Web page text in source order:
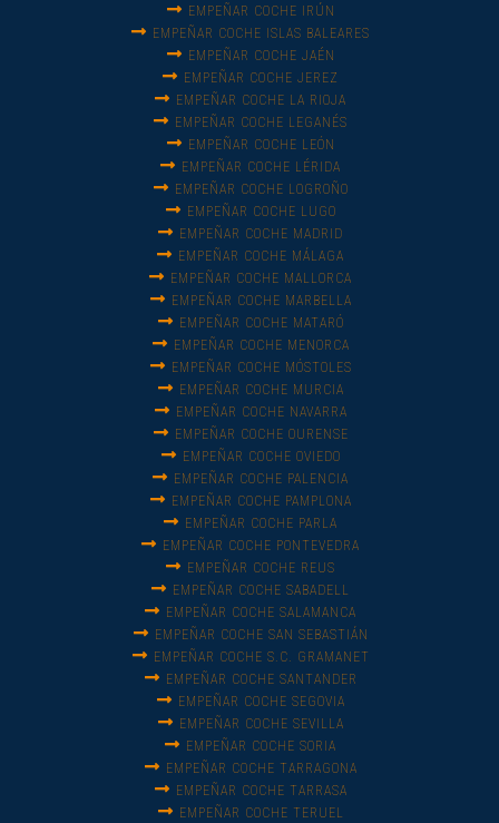
EMPEÑAR COCHE IRÚN
EMPEÑAR COCHE ISLAS BALEARES
EMPEÑAR COCHE JAÉN
EMPEÑAR COCHE JEREZ
EMPEÑAR COCHE LA RIOJA
EMPEÑAR COCHE LEGANÉS
EMPEÑAR COCHE LEÓN
EMPEÑAR COCHE LÉRIDA
EMPEÑAR COCHE LOGROÑO
EMPEÑAR COCHE LUGO
EMPEÑAR COCHE MADRID
EMPEÑAR COCHE MÁLAGA
EMPEÑAR COCHE MALLORCA
EMPEÑAR COCHE MARBELLA
EMPEÑAR COCHE MATARÓ
EMPEÑAR COCHE MENORCA
EMPEÑAR COCHE MÓSTOLES
EMPEÑAR COCHE MURCIA
EMPEÑAR COCHE NAVARRA
EMPEÑAR COCHE OURENSE
EMPEÑAR COCHE OVIEDO
EMPEÑAR COCHE PALENCIA
EMPEÑAR COCHE PAMPLONA
EMPEÑAR COCHE PARLA
EMPEÑAR COCHE PONTEVEDRA
EMPEÑAR COCHE REUS
EMPEÑAR COCHE SABADELL
EMPEÑAR COCHE SALAMANCA
EMPEÑAR COCHE SAN SEBASTIÁN
EMPEÑAR COCHE S.C. GRAMANET
EMPEÑAR COCHE SANTANDER
EMPEÑAR COCHE SEGOVIA
EMPEÑAR COCHE SEVILLA
EMPEÑAR COCHE SORIA
EMPEÑAR COCHE TARRAGONA
EMPEÑAR COCHE TARRASA
EMPEÑAR COCHE TERUEL